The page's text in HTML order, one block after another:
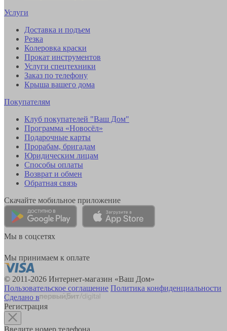
Услуги
Доставка и подъем
Резка
Колеровка краски
Прокат инструментов
Услуги спецтехники
Заказ по телефону
Крыша вашего дома
Покупателям
Клуб покупателей "Ваш Дом"
Программа «Новосёл»
Подарочные карты
Прорабам, бригадам
Юридическим лицам
Способы оплаты
Возврат и обмен
Обратная связь
Скачайте мобильное приложение
Мы в соцсетях
Мы принимаем к оплате
© 2011-2026 Интернет-магазин «Ваш Дом»
Пользовательское соглашение Политика конфиденциальности
Сделано в
Регистрация